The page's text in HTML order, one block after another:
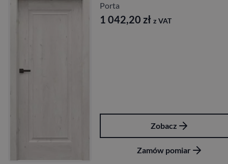
Porta
1 042,20 zł z VAT
Zobacz
Zamów pomiar